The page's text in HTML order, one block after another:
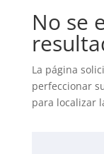
No se
La página
perfeccionar
para localizar